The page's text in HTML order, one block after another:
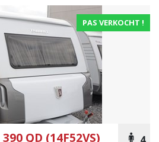
PAS VERKOCHT !
QD (14F52VS)